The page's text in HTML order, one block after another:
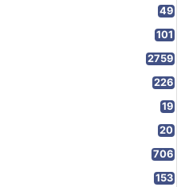
49
101
2759
226
19
20
706
153